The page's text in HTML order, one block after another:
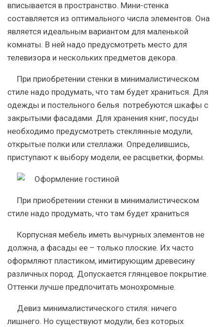
вписывается в пространство. Мини-стенка
составляется из оптимального числа элементов. Она
является идеальным вариантом для маленькой
комнаты. В ней надо предусмотреть место для
телевизора и нескольких предметов декора.
При приобретении стенки в минималистическом
стиле надо продумать, что там будет храниться. Для
одежды и постельного белья потребуются шкафы с
закрытыми фасадами. Для хранения книг, посуды
необходимо предусмотреть стеклянные модули,
открытые полки или стеллажи. Определившись,
приступают к выбору модели, ее расцветки, формы.
При приобретении стенки в минималистическом
стиле надо продумать, что там будет храниться
Корпусная мебель иметь вычурных элементов не
должна, а фасады ее – только плоские. Их часто
оформляют пластиком, имитирующим древесину
различных пород. Допускается глянцевое покрытие.
Оттенки лучше предпочитать монохромные.
Девиз минималистического стиля: ничего
лишнего. Но существуют модули, без которых